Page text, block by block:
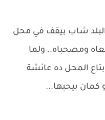
شاب بيقف في محل
ومصحباه.. ولما
المحل ده عائشة
كمان بيحبها...